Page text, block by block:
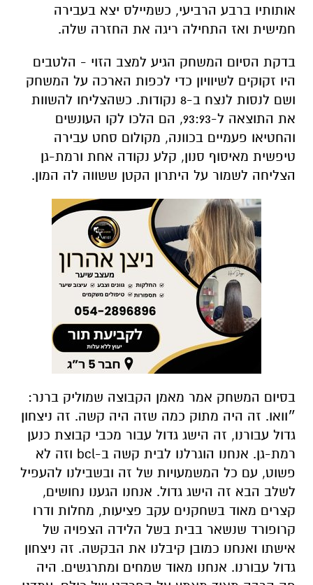
אותותיו ברבע הרביעי, כשמיילס יצא בעבירה
חמישית ואז התחילה ריגה את החזרה שלה.
בדקת הסיום המשחק הגיע למצב הזוי - הלטבים
היו זקוקים לשיוויון כדי לכפות הארכה על המשחק
ושם לנסות לנצח ב-8 נקודות. כשהצליחו להשוות
את התוצאה ל-93:93, הם הלכו לקו העונשים
והחטיאו פעמיים בכוונה, מקולום סחט עבירה
טיפשית מאיסוף סנון, קלע נקודה אחת ורמת-גן
הצליחה לשמור על היתרון הקטן ששווה לה המון.
בסיום המשחק אמר מאמן הקבוצה שמוליק ברנר:
״וואו. זה היה מתוק כמה שזה היה קשה. זה ניצחון
גדול עבורנו, זה הישג גדול עבור מכבי קבוצת כנען
רמת-גן. אנחנו הוגרלנו לבית קשה ב-bcl וזה לא
פשוט, עם כל המשמעויות של זה ובשבילנו להעפיל
לשלב הבא זה הישג גדול. אנחנו הגענו נחושים,
קצרים מאוד בשחקנים עקב פציעות, מחלות ודרו
קרופורד שנשאר בבית בשל הלידה הצפויה של
אישתו ואנחנו כמובן קיבלנו את הבקשה. זה ניצחון
גדול עבורנו. אנחנו מאוד שמחים ומתרגשים. היה